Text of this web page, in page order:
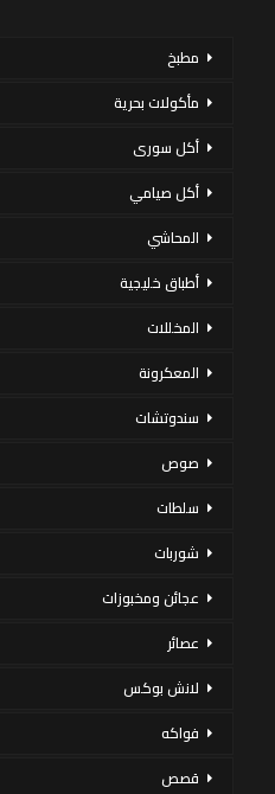
مطبخ
مأكولات بحرية
أكل سورى
أكل صيامي
المحاشي
أطباق خليجية
المخللات
المعكرونة
سندوتشات
صوص
سلطات
شوربات
عجائن ومخبوزات
عصائر
لانش بوكس
فواكه
قصص